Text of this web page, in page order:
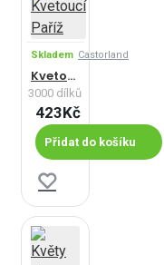
Skladem Castorland
Kvetoucí Paříž
3000 dílků
423Kč
Přidat do košíku